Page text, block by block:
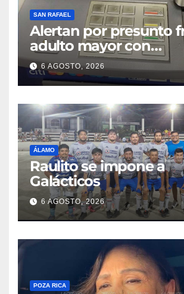
SAN RAFAEL
Alertan por presunto
adulto mayor con
discapacidad visual
bancario
6 AGOSTO, 2026
ÁLAMO
Raulito se impone a
Galácticos
6 AGOSTO, 2026
POZA RICA